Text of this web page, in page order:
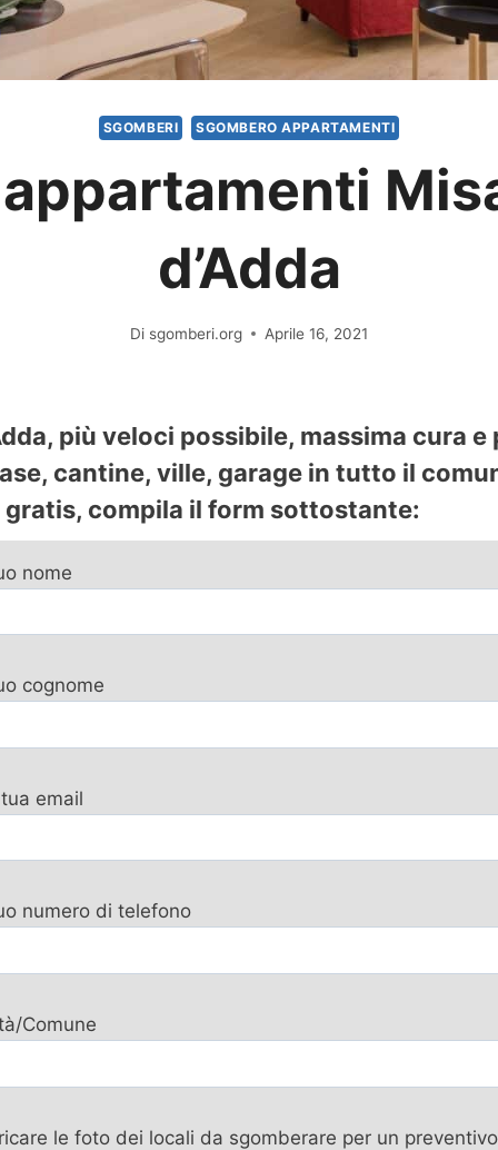
SGOMBERI SGOMBERO APPARTAMENTI
d’Adda
Di sgomberi.org Aprile 16, 2021
più veloci possibile, massima cura
cantine, ville, garage in tutto il
compila il form sottostante:
nome
cognome
email
numero di telefono
Comune
le foto dei locali da sgomberare per un preventivo